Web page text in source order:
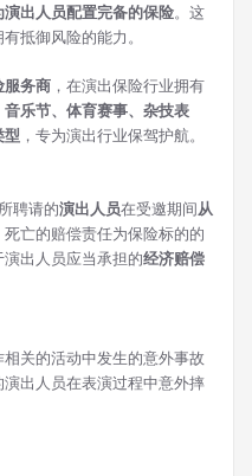
演出人员配置完备的保险。这
抵御风险的能力。
服务商 ，在演出保险行业拥有
乐节、体育赛事、杂技表
型 ，专为演出行业保驾护航。
聘请的演出人员在受邀期间从
亡的赔偿责任为保险标的的
演出人员应当承担的经济赔偿
关的活动中发生的意外事故
出人员在表演过程中意外摔